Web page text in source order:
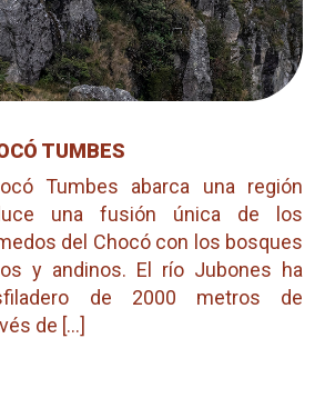
TUMBES
Tumbes abarca una región
una fusión única de los
del Chocó con los bosques
y andinos. El río Jubones ha
de 2000 metros de
de [...]